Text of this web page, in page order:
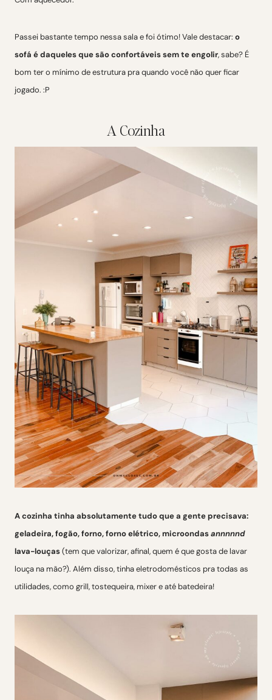
Passei bastante tempo nessa sala e foi ótimo! Vale destacar: o
sofá é daqueles que são confortáveis sem te engolir, sabe? É
bom ter o mínimo de estrutura pra quando você não quer ficar
jogado. :P
A Cozinha
A cozinha tinha absolutamente tudo que a gente precisava:
geladeira, fogão, forno, forno elétrico, microondasannnnnd
lava-louças(tem que valorizar, afinal, quem é que gosta de lavar
louça na mão?). Além disso, tinha eletrodomésticos pra todas as
utilidades, como grill, tostequeira, mixer e até batedeira!